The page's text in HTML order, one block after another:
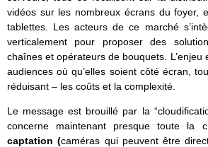
vidéos sur les nombreux écrans du foyer,
tablettes. Les acteurs de ce marché
verticalement pour proposer des
chaînes et opérateurs de bouquets. L’enjeu
audiences où qu’elles soient côté écran,
réduisant – les coûts et la complexité.
Le message est brouillé par la
concerne maintenant presque toute la
captation (caméras qui peuvent être